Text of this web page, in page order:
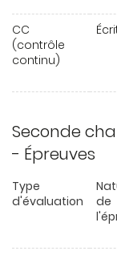
CC
(contrôle
continu)
Seconde
- Épreuves
Type
d'évaluation
de